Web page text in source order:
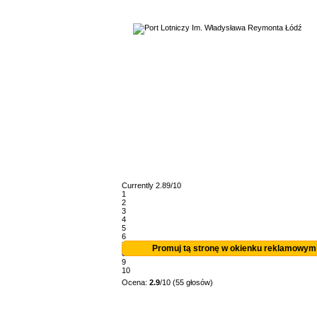
Currently 2.89/10
1
2
3
4
5
6
7
8
9
10
Ocena: 2.9/10 (55 głosów)
Promuj tą stronę w okienku